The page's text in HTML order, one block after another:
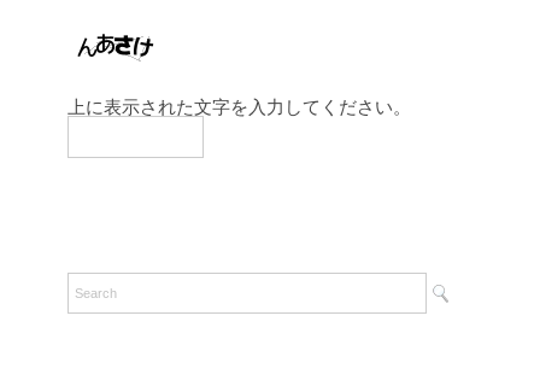
上に表示された文字を入力してください。